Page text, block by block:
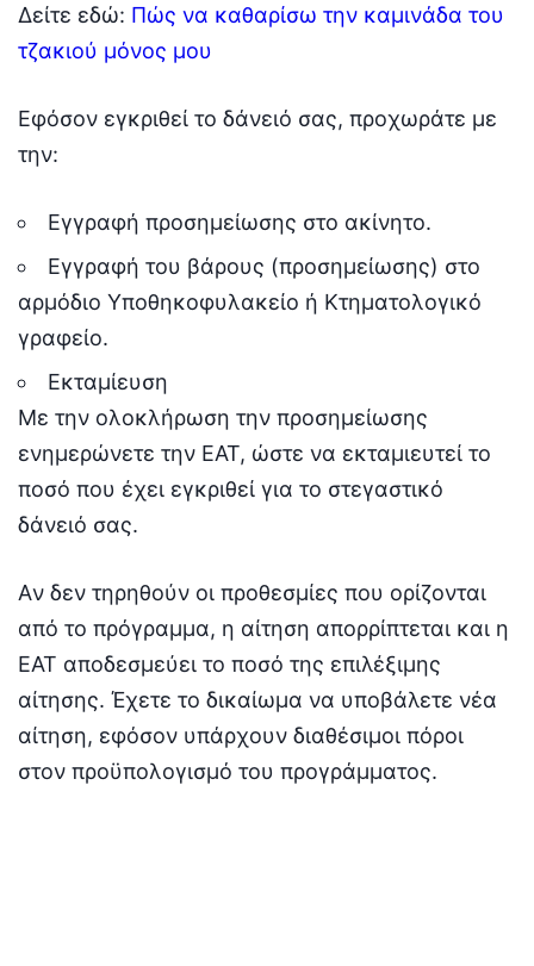
Δείτε εδώ: Πώς να καθαρίσω την καμινάδα του
τζακιού μόνος μου
Εφόσον εγκριθεί το δάνειό σας, προχωράτε με
την:
Εγγραφή προσημείωσης στο ακίνητο.
Eγγραφή του βάρους (προσημείωσης) στο
αρμόδιο Υποθηκοφυλακείο ή Κτηματολογικό
γραφείο.
Εκταμίευση
Με την ολοκλήρωση την προσημείωσης
ενημερώνετε την ΕΑΤ, ώστε να εκταμιευτεί το
ποσό που έχει εγκριθεί για το στεγαστικό
δάνειό σας.
Aν δεν τηρηθούν οι προθεσμίες που ορίζονται
από το πρόγραμμα, η αίτηση απορρίπτεται και η
ΕΑΤ αποδεσμεύει το ποσό της επιλέξιμης
αίτησης. Έχετε το δικαίωμα να υποβάλετε νέα
αίτηση, εφόσον υπάρχουν διαθέσιμοι πόροι
στον προϋπολογισμό του προγράμματος.